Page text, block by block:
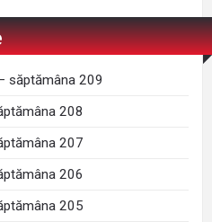
săptămâna 209
208
207
206
205